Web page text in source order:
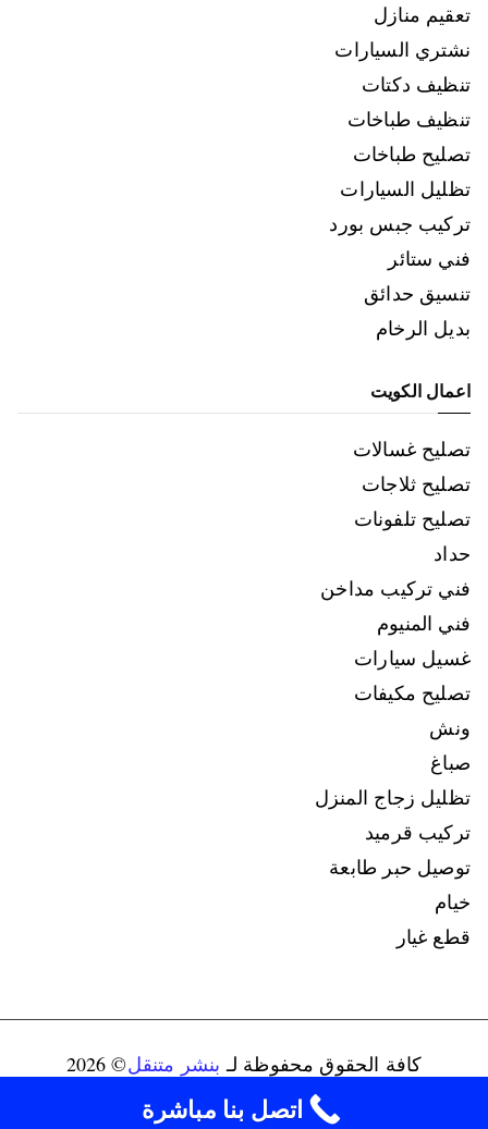
تعقيم منازل
نشتري السيارات
تنظيف دكتات
تنظيف طباخات
تصليح طباخات
تظليل السيارات
تركيب جبس بورد
فني ستائر
تنسيق حدائق
بديل الرخام
اعمال الكويت
تصليح غسالات
تصليح ثلاجات
تصليح تلفونات
حداد
فني تركيب مداخن
فني المنيوم
غسيل سيارات
تصليح مكيفات
ونش
صباغ
تظليل زجاج المنزل
تركيب قرميد
توصيل حبر طابعة
خيام
قطع غيار
كافة الحقوق محفوظة لـ بنشر متنقل© 2026
connect@ads-kuwait.net
+96598080146‬اتصل بنا مباشرة